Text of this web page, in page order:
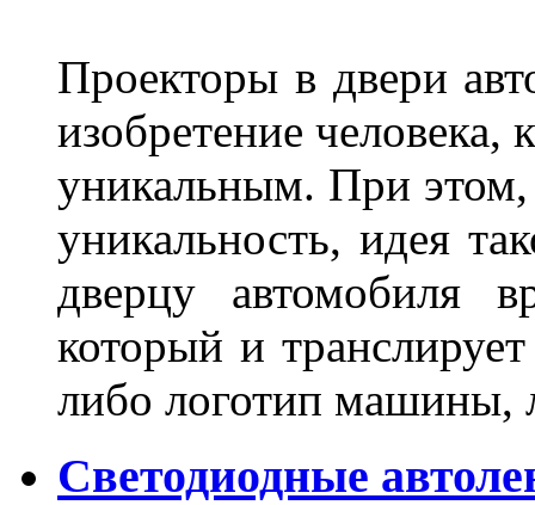
Проекторы в двери
изобретение человека,
уникальным. При этом,
уникальность, идея
дверцу автомобиля
который и
либо логотип машины,
Светодиодные